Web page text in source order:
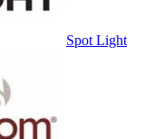
Spot Light